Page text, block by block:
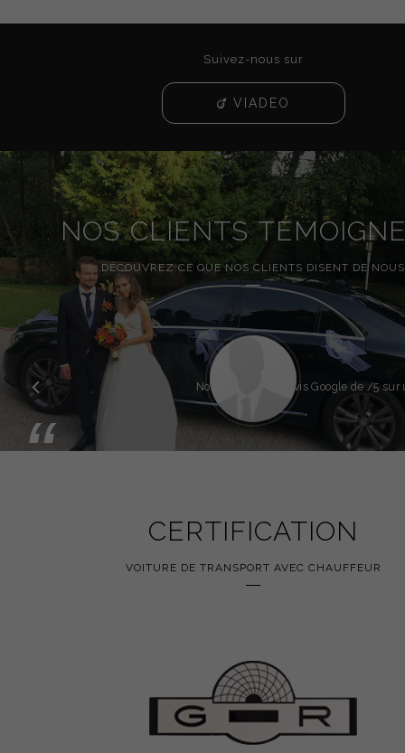
Suivez-nous sur
VIADEO
NOS CLIENTS
DÉCOUVREZ CE QUE NOS CLIENTS DISENT DE NOUS
“
Note globale des avis Google de /5 sur
Précédent
CERTIFICATION
VOITURE DE TRANSPORT AVEC CHAUFFEUR